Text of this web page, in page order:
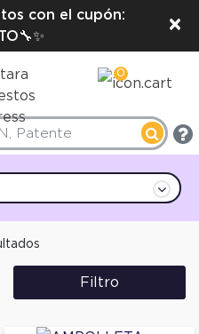
con el cupón:
×
0
Filtro